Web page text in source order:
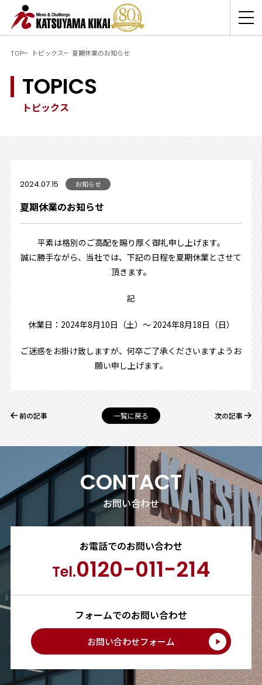
TOP トピックス 夏期休業のお知らせ
TOPICS
トピックス
2024.07.15 お知らせ
夏期休業のお知らせ
平素は格別のご高配を賜り厚く御礼申し上げます。
誠に勝手ながら、当社では、下記の日程を夏期休業とさせて
頂きます。
記
休業日：2024年8月10日（土）～ 2024年8月18日（日）
ご迷惑をお掛け致しますが、何卒ご了承くださいますようお
願い申し上げます。
前の記事 一覧に戻る 次の記事
CONTACT
お問い合わせ
お電話でのお問い合わせ
Tel.0120-011-214
フォームでのお問い合わせ
お問い合わせフォーム